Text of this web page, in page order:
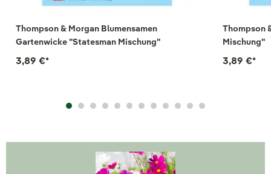
Thompson & Morgan Blumensamen
Gartenwicke "Statesman Mischung"
3,89 €*
Thompson
Mischung"
3,89 €*